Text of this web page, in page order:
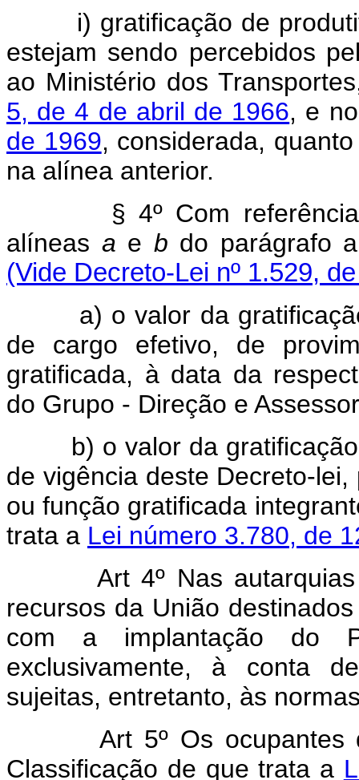
i) gratificação de
estejam sendo percebidos
ao Ministério dos
5, de 4 de abril de 1966, e
de 1969, considerada,
na alínea anterior.
§ 4º Com
alíneas a e b do parágrafo
(Vide Decreto-Lei nº 1.529,
a) o valor da gratificação
de cargo efetivo, de
gratificada, à data da
do Grupo - Direção e
b) o valor da gratificação
de vigência deste Decreto-
ou função gratificada
trata a Lei número 3.780, de
Art 4º Nas
recursos da União
com a implantação do
exclusivamente, à conta
sujeitas, entretanto, às
Art 5º Os
Classificação de que trata a